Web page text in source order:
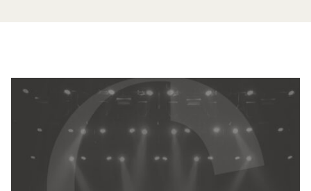
RECHERCHE